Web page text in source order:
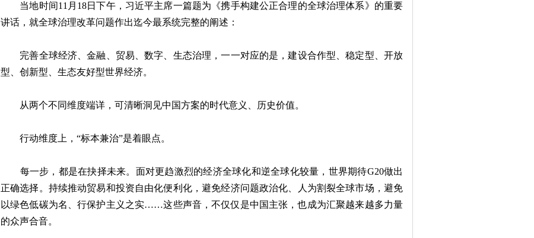
当地时间11月18日下午，习近平主席一篇题为《携手构建公正合理的全球治理体系》的重要
讲话，就全球治理改革问题作出迄今最系统完整的阐述：
完善全球经济、金融、贸易、数字、生态治理，一一对应的是，建设合作型、稳定型、开放
型、创新型、生态友好型世界经济。
从两个不同维度端详，可清晰洞见中国方案的时代意义、历史价值。
行动维度上，“标本兼治”是着眼点。
每一步，都是在抉择未来。面对更趋激烈的经济全球化和逆全球化较量，世界期待G20做出
正确选择。持续推动贸易和投资自由化便利化，避免经济问题政治化、人为割裂全球市场，避免
以绿色低碳为名、行保护主义之实……这些声音，不仅仅是中国主张，也成为汇聚越来越多力量
的众声合音。